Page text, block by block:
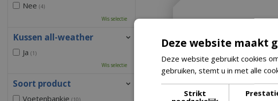
Nee (4)
Wis selectie
Kussen all-weather
Ja (1)
Wis selectie
Soort product
Voetenbankje (10)
Deze website maakt
Deze website gebruikt cookies
gebruiken, stemt u in met alle
Strikt